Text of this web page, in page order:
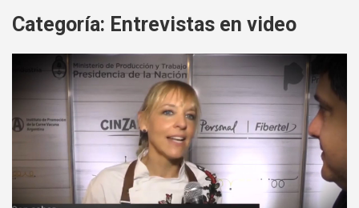
Categoría: Entrevistas en video